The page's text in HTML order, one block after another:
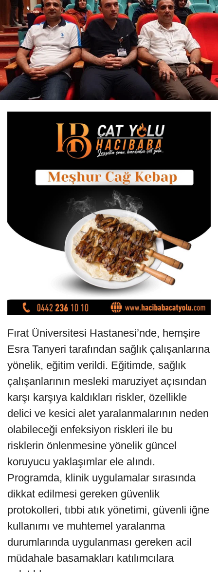
Fırat Üniversitesi Hastanesi’nde, hemşire
Esra Tanyeri tarafından sağlık çalışanlarına
yönelik, eğitim verildi. Eğitimde, sağlık
çalışanlarının mesleki maruziyet açısından
karşı karşıya kaldıkları riskler, özellikle
delici ve kesici alet yaralanmalarının neden
olabileceği enfeksiyon riskleri ile bu
risklerin önlenmesine yönelik güncel
koruyucu yaklaşımlar ele alındı.
Programda, klinik uygulamalar sırasında
dikkat edilmesi gereken güvenlik
protokolleri, tıbbi atık yönetimi, güvenli iğne
kullanımı ve muhtemel yaralanma
durumlarında uygulanması gereken acil
müdahale basamakları katılımcılara